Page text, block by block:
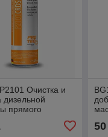
Очистка и
дизельной
прямого
50